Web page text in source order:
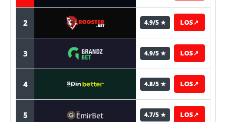
2 4.9/5 ★ LOS↗
3 4.9/5 ★ LOS↗
4 4.8/5 ★ LOS↗
5 4.7/5 ★ LOS↗